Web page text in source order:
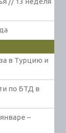
в Турцию и
по БТД в
–